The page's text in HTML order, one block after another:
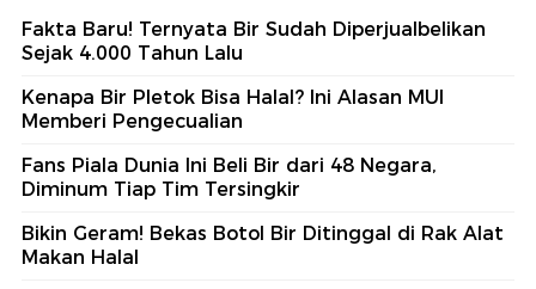
Fakta Baru! Ternyata Bir Sudah Diperjualbelikan
Sejak 4.000 Tahun Lalu
Kenapa Bir Pletok Bisa Halal? Ini Alasan MUI
Memberi Pengecualian
Fans Piala Dunia Ini Beli Bir dari 48 Negara,
Diminum Tiap Tim Tersingkir
Bikin Geram! Bekas Botol Bir Ditinggal di Rak Alat
Makan Halal